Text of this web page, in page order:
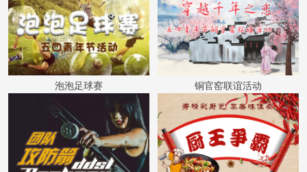
泡泡足球赛 铜官窑联谊活动